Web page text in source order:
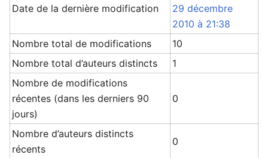
Date de la dernière modification
29 décembre
2010 à 21:38
Nombre total de modifications
10
Nombre total d’auteurs distincts
1
Nombre de modifications
récentes (dans les derniers 90
jours)
0
Nombre d’auteurs distincts
récents
0